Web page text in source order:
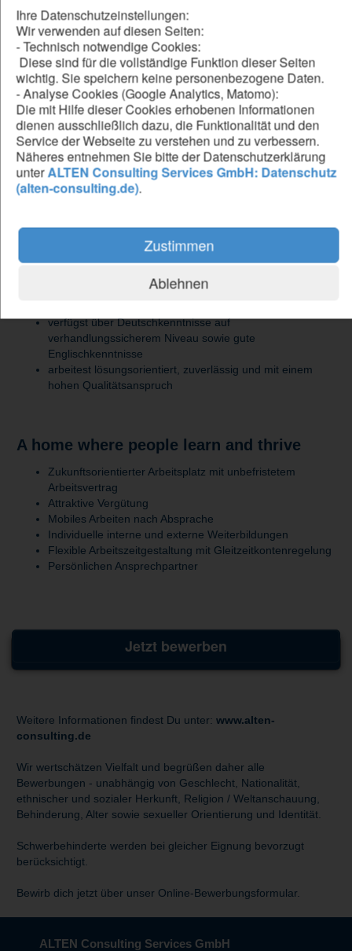
Ihre Datenschutzeinstellungen:
Wir verwenden auf diesen Seiten:
- Technisch notwendige Cookies:
Diese sind für die vollständige Funktion dieser Seiten
wichtig. Sie speichern keine personenbezogene Daten.
- Analyse Cookies (Google Analytics, Matomo):
Die mit Hilfe dieser Cookies erhobenen Informationen
dienen ausschließlich dazu, die Funktionalität und den
Service der Webseite zu verstehen und zu verbessern.
Näheres entnehmen Sie bitte der Datenschutzerklärung
unterALTEN Consulting Services GmbH: Datenschutz
(alten-consulting.de).
Zustimmen
Ablehnen
korrespondierst professionell mit nationalen und
internationalen Lieferanten
trägst aktiv dazu bei, Beschaffungsprozesse effizient,
transparent und zuverlässig zu gestalten
Be our forward thinker
DU...
hast eine abgeschlossene kaufmännische Ausbildung
oder eine vergleichbare Qualifikation
bringst idealerweise erste Berufserfahrung im Einkauf mit
Anwenderkenntnisse in ERP‑Systemen (z. B. SAP MM)
kommunizierst souverän und arbeitest selbstständig,
Verantwortungsbewusstsein, Belastbarkeit und
verfügst über Deutschkenntnisse auf
verhandlungssicherem Niveau sowie gute
Englischkenntnisse
arbeitest lösungsorientiert, zuverlässig und mit einem
hohen Qualitätsanspruch
A home where people learn and thrive
Zukunftsorientierter Arbeitsplatz mit unbefristetem
Arbeitsvertrag
Attraktive Vergütung
Mobiles Arbeiten nach Absprache
Individuelle interne und externe Weiterbildungen
Flexible Arbeitszeitgestaltung mit Gleitzeitkontenregelung
Persönlichen Ansprechpartner
Jetzt bewerben
Weitere Informationen findest Du unter: www.alten-
consulting.de
Wir wertschätzen Vielfalt und begrüßen daher alle
Bewerbungen - unabhängig von Geschlecht, Nationalität,
ethnischer und sozialer Herkunft, Religion / Weltanschauung,
Behinderung, Alter sowie sexueller Orientierung und Identität.
Schwerbehinderte werden bei gleicher Eignung bevorzugt
berücksichtigt.
Bewirb dich jetzt über unser Online-Bewerbungsformular.
ALTEN Consulting Services GmbH